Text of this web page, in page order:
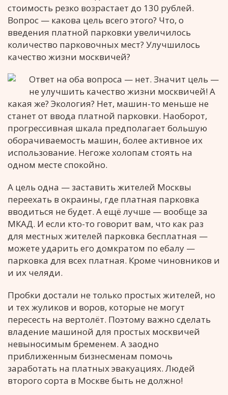
стоимость резко возрастает до 130 рублей.
Вопрос — какова цель всего этого? Что, о
введения платной парковки увеличилось
количество парковочных мест? Улучшилось
качество жизни москвичей?
Ответ на оба вопроса — нет. Значит цель —
не улучшить качество жизни москвичей! А
какая же? Экология? Нет, машин-то меньше не
станет от ввода платной парковки. Наоборот,
прогрессивная шкала предполагает большую
оборачиваемость машин, более активное их
использование. Негоже холопам стоять на
одном месте спокойно.
А цель одна — заставить жителей Москвы
переехать в окраины, где платная парковка
вводиться не будет. А ещё лучше — вообще за
МКАД. И если кто-то говорит вам, что как раз
для местных жителей парковка бесплатная —
можете ударить его домкратом по ебалу —
парковка для всех платная. Кроме чиновников и
и их челяди.
Пробки достали не только простых жителей, но
и тех жуликов и воров, которые не могут
пересесть на вертолёт. Поэтому важно сделать
владение машиной для простых москвичей
невыносимым бременем. А заодно
приближенным бизнесменам помочь
заработать на платных эвакуациях. Людей
второго сорта в Москве быть не должно!